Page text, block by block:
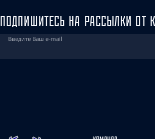
ПОДПИШИТЕСЬ НА РАССЫЛКИ ОТ
Введите Ваш e-mail